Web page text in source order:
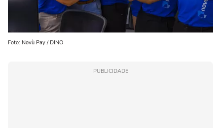
Foto: Novù Pay / DINO
PUBLICIDADE